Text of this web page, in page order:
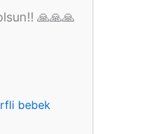
🙏🙏🙏
bebek